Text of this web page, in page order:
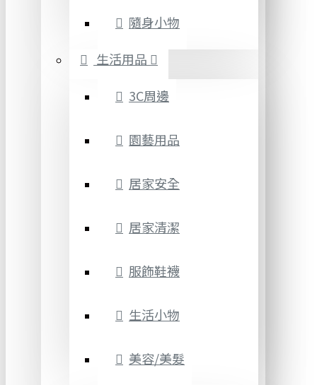
隨身小物
生活用品
3C周邊
園藝用品
居家安全
居家清潔
服飾鞋襪
生活小物
美容/美髮